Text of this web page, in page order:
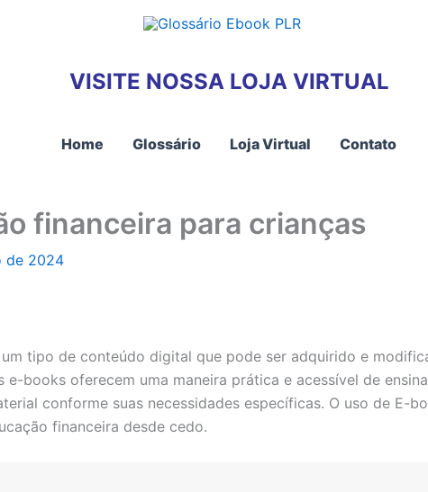
VISITE NOSSA LOJA VIRTUAL
Home Glossário Loja Virtual Contato
financeira para crianças
de 2024
tipo de conteúdo digital que pode ser adquirido e
e-books oferecem uma maneira prática e acessível de
conforme suas necessidades específicas. O uso de E-
financeira desde cedo.